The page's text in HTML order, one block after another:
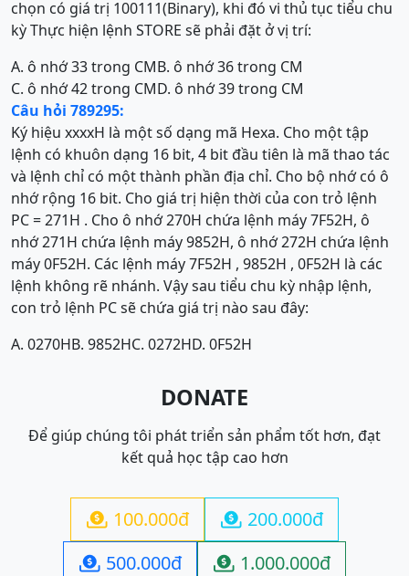
chọn có giá trị 100111(Binary), khi đó vi thủ tục tiểu chu
kỳ Thực hiện lệnh STORE sẽ phải đặt ở vị trí:
A. ô nhớ 33 trong CMB. ô nhớ 36 trong CM
C. ô nhớ 42 trong CMD. ô nhớ 39 trong CM
Câu hỏi 789295:
Ký hiệu xxxxH là một số dạng mã Hexa. Cho một tập
lệnh có khuôn dạng 16 bit, 4 bit đầu tiên là mã thao tác
và lệnh chỉ có một thành phần địa chỉ. Cho bộ nhớ có ô
nhớ rộng 16 bit. Cho giá trị hiện thời của con trỏ lệnh
PC = 271H . Cho ô nhớ 270H chứa lệnh máy 7F52H, ô
nhớ 271H chứa lệnh máy 9852H, ô nhớ 272H chứa lệnh
máy 0F52H. Các lệnh máy 7F52H , 9852H , 0F52H là các
lệnh không rẽ nhánh. Vậy sau tiểu chu kỳ nhập lệnh,
con trỏ lệnh PC sẽ chứa giá trị nào sau đây:
A. 0270HB. 9852HC. 0272HD. 0F52H
DONATE
Để giúp chúng tôi phát triển sản phẩm tốt hơn, đạt
kết quả học tập cao hơn
 100.000đ  200.000đ
 500.000đ  1.000.000đ